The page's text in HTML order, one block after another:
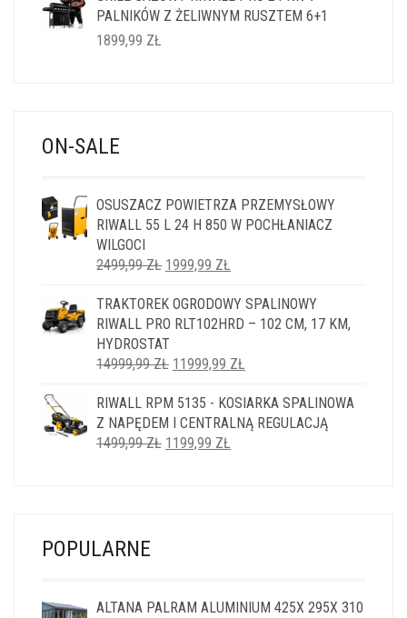
PALNIKÓW Z ŻELIWNYM RUSZTEM 6+1
1899,99 ZŁ
ON-SALE
OSUSZACZ POWIETRZA PRZEMYSŁOWY
RIWALL 55 L 24 H 850 W POCHŁANIACZ
WILGOCI
2499,99ZŁ PIERWOTNA
WYNOSIŁA:
2499,99 ZŁ.
1999,99 ZŁ
WYNOSI:
1999,99 ZŁ.
TRAKTOREK OGRODOWY SPALINOWY
RIWALL PRO RLT102HRD – 102 CM, 17 KM,
HYDROSTAT
14999,99ZŁ PIERWOTNA
WYNOSIŁA:
14999,99 ZŁ.
11999,99 ZŁ
WYNOSI:
11999,99 ZŁ.
RIWALL RPM 5135 - KOSIARKA SPALINOWA
Z NAPĘDEM I CENTRALNĄ REGULACJĄ
1499,99ZŁ PIERWOTNA
1199,99 ZŁ
POPULARNE
ALTANA PALRAM ALUMINIUM 425X 295X 310